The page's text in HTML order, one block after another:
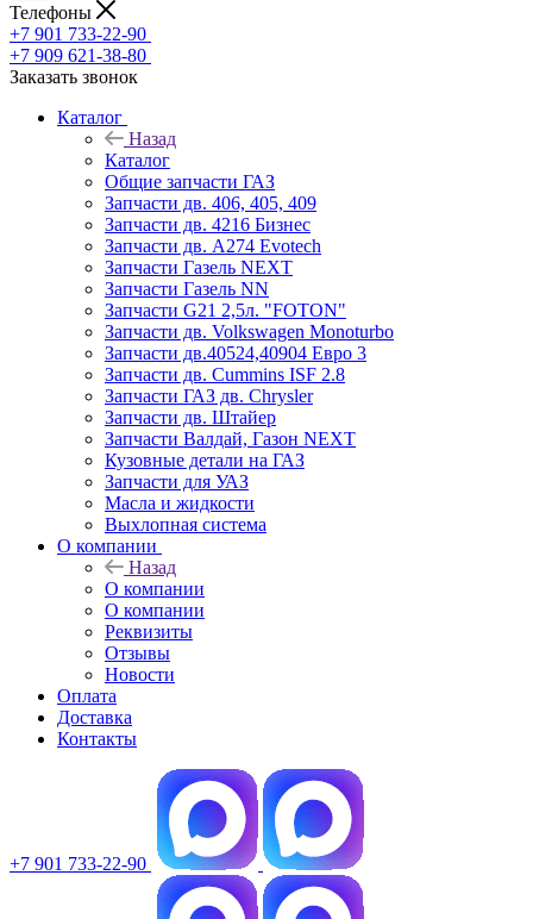
Телефоны
+7 901 733-22-90
+7 909 621-38-80
Заказать звонок
Каталог
Назад
Каталог
Общие запчасти ГАЗ
Запчасти дв. 406, 405, 409
Запчасти дв. 4216 Бизнес
Запчасти дв. A274 Evotech
Запчасти Газель NEXT
Запчасти Газель NN
Запчасти G21 2,5л. "FOTON"
Запчасти дв. Volkswagen Monoturbo
Запчасти дв.40524,40904 Евро 3
Запчасти дв. Cummins ISF 2.8
Запчасти ГАЗ дв. Chrysler
Запчасти дв. Штайер
Запчасти Валдай, Газон NEXT
Кузовные детали на ГАЗ
Запчасти для УАЗ
Масла и жидкости
Выхлопная система
О компании
Назад
О компании
О компании
Реквизиты
Отзывы
Новости
Оплата
Доставка
Контакты
+7 901 733-22-90